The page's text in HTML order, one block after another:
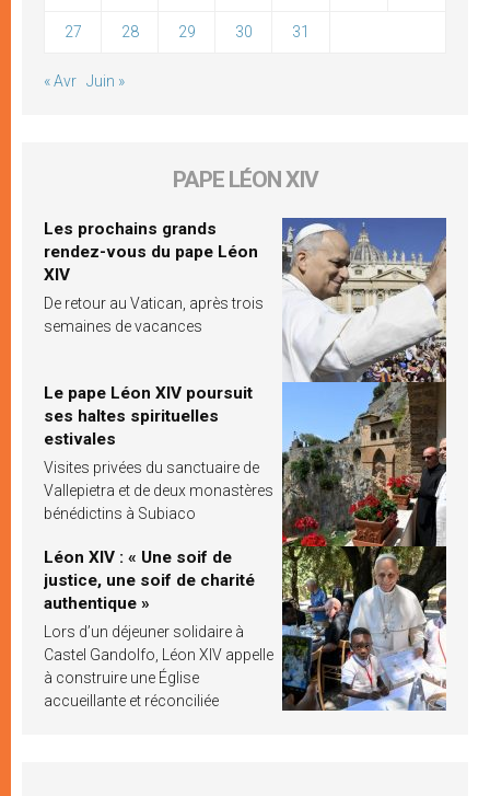
27 28 29 30 31
« Avr Juin »
PAPE LÉON XIV
Les prochains grands
rendez-vous du pape Léon
XIV
De retour au Vatican, après trois
semaines de vacances
Le pape Léon XIV poursuit
ses haltes spirituelles
estivales
Visites privées du sanctuaire de
Vallepietra et de deux monastères
bénédictins à Subiaco
Léon XIV : « Une soif de
justice, une soif de charité
authentique »
Lors d’un déjeuner solidaire à
Castel Gandolfo, Léon XIV appelle
à construire une Église
accueillante et réconciliée